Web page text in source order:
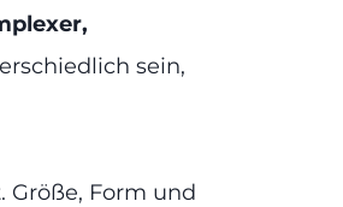
sein,
Größe, Form und